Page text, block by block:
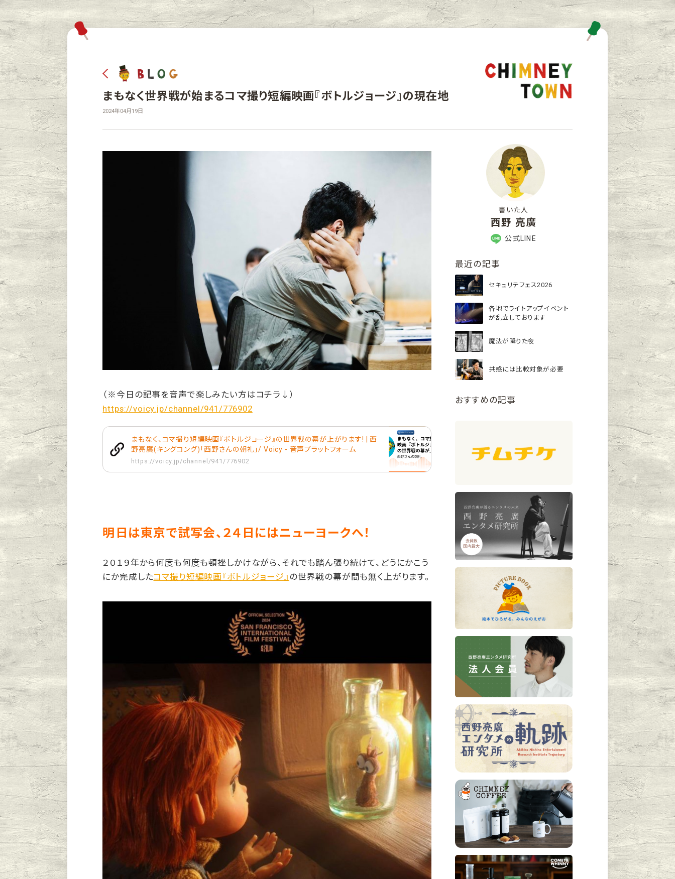
まもなく世界戦が始まるコマ撮り短編映画『ボトルジョージ』の現在地
2024年04月19日
（※今日の記事を音声で楽しみたい方はコチラ↓）
https://voicy.jp/channel/941/776902
まもなく、コマ撮り短編映画『ボトルジョージ』の世界戦の幕が上がります! | 西
野亮廣(キングコング)「西野さんの朝礼」/ Voicy - 音声プラットフォーム
https://voicy.jp/channel/941/776902
明日は東京で試写会、２４日にはニューヨークへ！
２０１９年から何度も何度も頓挫しかけながら、それでも踏ん張り続けて、どうにかこう
にか完成したコマ撮り短編映画『ボトルジョージ』 の世界戦の幕が間も無く上がります。
書いた人
西野 亮廣
公式LINE
最近の記事
セキュリテフェス2026
各地でライトアップイベント
が乱立しております
魔法が降りた夜
共感には比較対象が必要
おすすめの記事